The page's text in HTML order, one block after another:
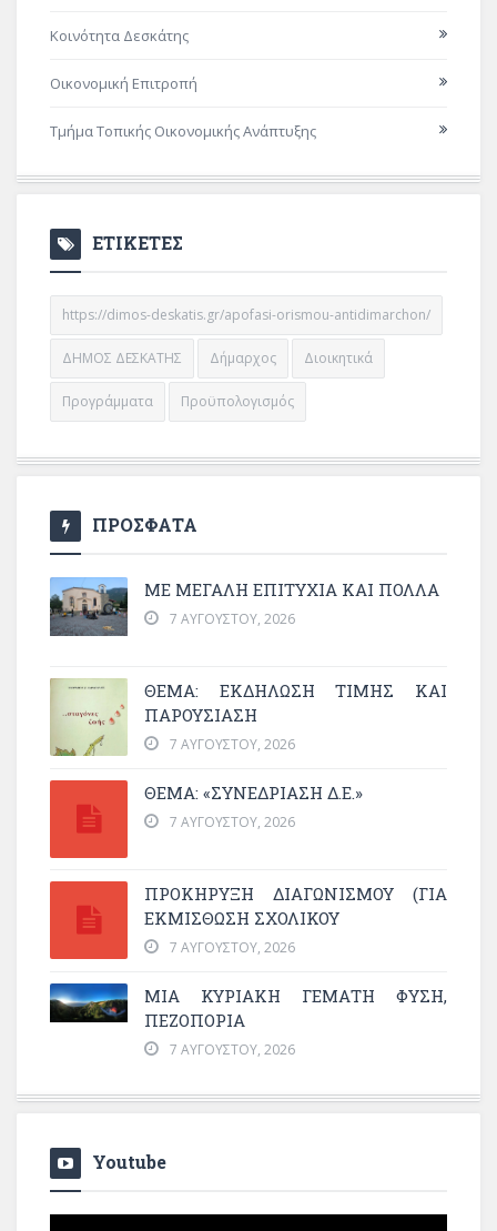
Κοινότητα Δεσκάτης
Οικονομική Επιτροπή
Τμήμα Τοπικής Οικονομικής Ανάπτυξης
ΕΤΙΚΕΤΕΣ
https://dimos-deskatis.gr/apofasi-orismou-antidimarchon/
ΔΗΜΟΣ ΔΕΣΚΑΤΗΣ Δήμαρχος Διοικητικά
Προγράμματα Προϋπολογισμός
ΠΡΟΣΦΑΤΑ
ΜΕ ΜΕΓΆΛΗ ΕΠΙΤΥΧΊΑ ΚΑΙ ΠΟΛΛΆ
7 ΑΥΓΟΎΣΤΟΥ, 2026
ΘΈΜΑ: ΕΚΔΉΛΩΣΗ ΤΙΜΉΣ ΚΑΙ
ΠΑΡΟΥΣΊΑΣΗ
7 ΑΥΓΟΎΣΤΟΥ, 2026
ΘΕΜΑ: «ΣΥΝΕΔΡΊΑΣΗ Δ.Ε.»
7 ΑΥΓΟΎΣΤΟΥ, 2026
ΠΡΟΚΗΡΥΞΗ ΔΙΑΓΩΝΙΣΜΟΥ (ΓΙΑ
ΕΚΜΊΣΘΩΣΗ ΣΧΟΛΙΚΟΎ
7 ΑΥΓΟΎΣΤΟΥ, 2026
ΜΙΑ ΚΥΡΙΑΚΉ ΓΕΜΆΤΗ ΦΎΣΗ,
ΠΕΖΟΠΟΡΊΑ
7 ΑΥΓΟΎΣΤΟΥ, 2026
Youtube